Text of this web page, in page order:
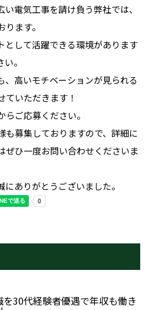
電気工事を請け負う弊社では、
ます。
として活躍できる環境があります
。
、高いモチベーションが見られる
ていただきます！
らご応募ください。
も募集しておりますので、詳細に
ぜひ一度お問い合わせくださいま
ありがとうございました。
30代経験者優遇で年収も働き